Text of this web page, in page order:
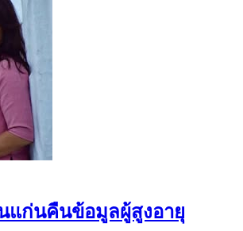
แก่นคืนข้อมูลผู้สูงอายุ